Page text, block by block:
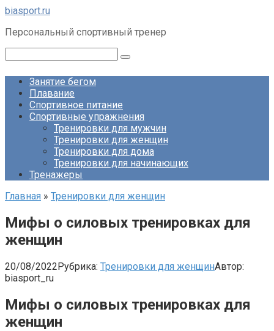
Перейти
контенту
biasport.ru
Персональный спортивный тренер
Занятие бегом
Плавание
Спортивное питание
Спортивные упражнения
Тренировки для мужчин
Тренировки для женщин
Тренировки для дома
Тренировки для начинающих
Тренажеры
Главная » Тренировки для женщин
Мифы о силовых тренировках для
женщин
20/08/2022Рубрика: Тренировки для женщинАвтор:
biasport_ru
Мифы о силовых тренировках для
женщин